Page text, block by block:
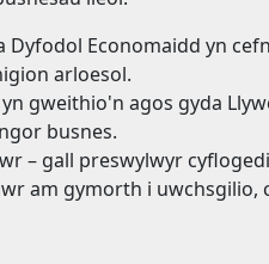
Economaidd yn
arloesol.
gweithio'n agos gyda
busnes.
– gall preswylwyr
am gymorth i